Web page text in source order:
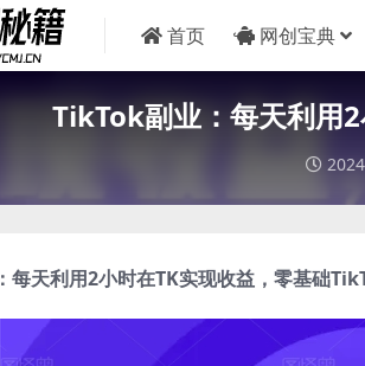
首页 网创宝典
TikTok副业：每天利用
：每天利用2小时在TK实现收益，零基础